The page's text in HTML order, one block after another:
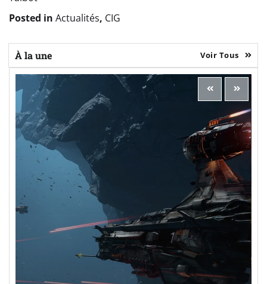
Posted in Actualités, CIG
À la une Voir Tous